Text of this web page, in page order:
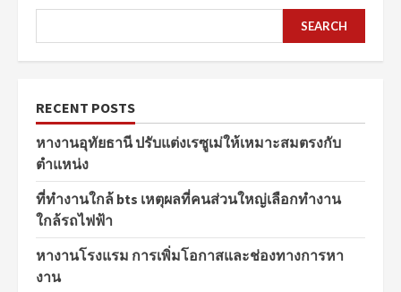
SEARCH
RECENT POSTS
หางานอุทัยธานี ปรับแต่งเรซูเม่ให้เหมาะสมตรงกับ
ตำแหน่ง
ที่ทำงานใกล้ bts เหตุผลที่คนส่วนใหญ่เลือกทำงาน
ใกล้รถไฟฟ้า
หางานโรงแรม การเพิ่มโอกาสและช่องทางการหา
งาน